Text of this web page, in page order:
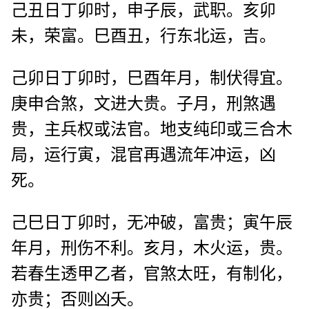
己丑日丁卯时，申子辰，武职。亥卯
未，荣富。巳酉丑，行东北运，吉。
己卯日丁卯时，巳酉年月，制伏得宜。
庚申合煞，文进大贵。子月，刑煞遇
贵，主兵权或法官。地支纯印或三合木
局，运行寅，混官再遇流年冲运，凶
死。
己巳日丁卯时，无冲破，富贵；寅午辰
年月，刑伤不利。亥月，木火运，贵。
若春生透甲乙者，官煞太旺，有制化，
亦贵；否则凶夭。